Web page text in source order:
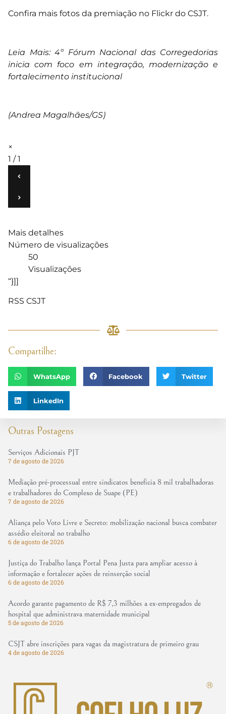
Outras Postagens
Serviços Adicionais PJT
7 de agosto de 2026
Mediação pré-processual entre sindicatos beneficia 8 mil trabalhadoras
e trabalhadores do Complexo de Suape (PE)
7 de agosto de 2026
Aliança pelo Voto Livre e Secreto: mobilização nacional busca combater
assédio eleitoral no trabalho
6 de agosto de 2026
Justiça do Trabalho lança Portal Pena Justa para ampliar acesso à
informação e fortalecer ações de reinserção social
6 de agosto de 2026
Acordo garante pagamento de R$ 7,3 milhões a ex-empregados de
hospital que administrava maternidade municipal
5 de agosto de 2026
CSJT abre inscrições para vagas da magistratura de primeiro grau
4 de agosto de 2026
Confira mais fotos da premiação no Flickr do CSJT.
Leia Mais: 4º Fórum Nacional das Corregedorias
inicia com foco em integração, modernização e
fortalecimento institucional
(Andrea Magalhães/GS)
×
1 / 1
‹
›
Mais detalhes
Número de visualizações
50
Visualizações
“}]]
RSS CSJT
Compartilhe:
WhatsApp Facebook Twitter
LinkedIn